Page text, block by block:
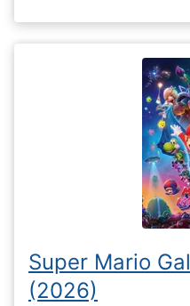
Super Mario
(2026)